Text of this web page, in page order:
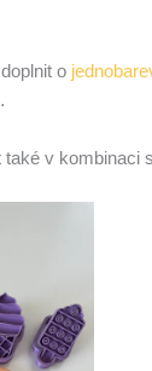
o
v kombinaci